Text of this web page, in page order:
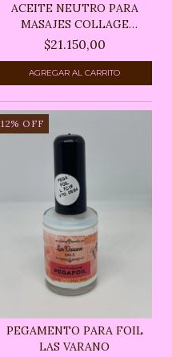
ACEITE NEUTRO PARA
MASAJES COLLAGE
500CC...
$21.150,00
12% OFF
PEGAMENTO PARA FOIL
LAS VARANO